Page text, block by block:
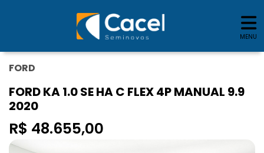
MENU
FORD
FORD KA 1.0 SE HA C FLEX 4P MANUAL 9.9
2020
R$ 48.655,00